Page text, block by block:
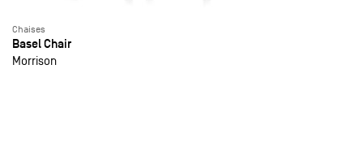
Chaises
Basel Chair
Morrison